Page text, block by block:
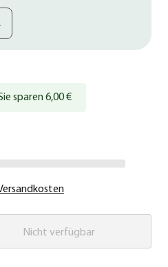
sparen 6,00 €
Nicht verfügbar